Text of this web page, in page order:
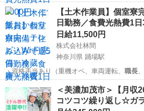
支援あり ・日…
千葉 鎌ヶ谷大仏駅 大工
【土木作業員】個室寮
日勤務／食費光熱費1
日給11,500円
株式会社林間
神奈川県 踊場駅
・資格手当あり（重機オペ、車両運転、 職長
支援あり ・日…
神奈川 踊場駅
＜美濃加茂市＞【月収
コツコツ繰り返し☆ガ